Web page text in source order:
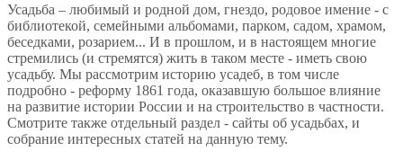
Усадьба – любимый и родной дом, гнездо, родовое имение - с
библиотекой, семейными альбомами, парком, садом, храмом,
беседками, розарием... И в прошлом, и в настоящем многие
стремились (и стремятся) жить в таком месте - иметь свою
усадьбу. Мы рассмотрим историю усадеб, в том числе
подробно - реформу 1861 года, оказавшую большое влияние
на развитие истории России и на строительство в частности.
Смотрите также отдельный раздел - сайты об усадьбах, и
собрание интересных статей на данную тему.